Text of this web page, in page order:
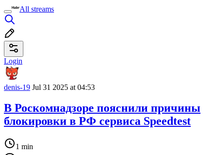
All streams
Login
denis-19 Jul 31 2025 at 04:53
В Роскомнадзоре пояснили причины
блокировки в РФ сервиса Speedtest
1 min